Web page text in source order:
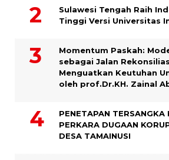
Sulawesi Tengah Raih
Tinggi Versi Universitas
Momentum Paskah:
sebagai Jalan
Menguatkan Keutuhan
oleh prof.Dr.KH. Zainal
PENETAPAN TERSANGKA
PERKARA DUGAAN
DESA TAMAINUSI